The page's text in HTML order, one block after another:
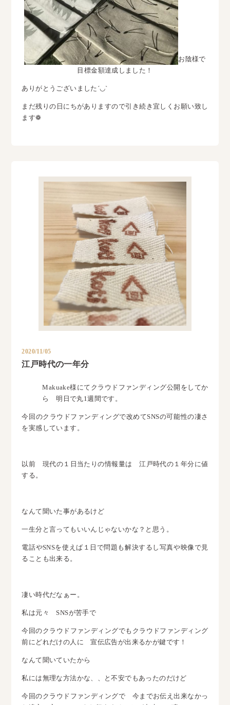
お陰様で
目標金額達成しました！
ありがとうございました´◡`
まだ残りの日にちがありますので引き続き宜しくお願い致し
ます❁
2020/11/05
江戸時代の一年分
Makuake様にてクラウドファンディング公開をしてか
ら 明日で丸1週間です。
今回のクラウドファンディングで改めてSNSの可能性の凄さ
を実感しています。
以前 現代の１日当たりの情報量は 江戸時代の１年分に値
する。
なんて聞いた事があるけど
一生分と言ってもいいんじゃないかな？と思う。
電話やSNSを使えば１日で問題も解決するし写真や映像で見
ることも出来る。
凄い時代だなぁー。
私は元々 SNSが苦手で
今回のクラウドファンディングでもクラウドファンディング
前にどれだけの人に 宣伝広告が出来るかが鍵です！
なんて聞いていたから
私には無理な方法かな、、と不安でもあったのだけど
今回のクラウドファンディングで 今までお伝え出来なかっ